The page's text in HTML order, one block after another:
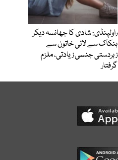
راولپنڈی: شادی کا جھانسہ دیکر
بنکاک سے لائی خاتون سے
زبردستی جنسی زیادتی، ملزم
گرفتار